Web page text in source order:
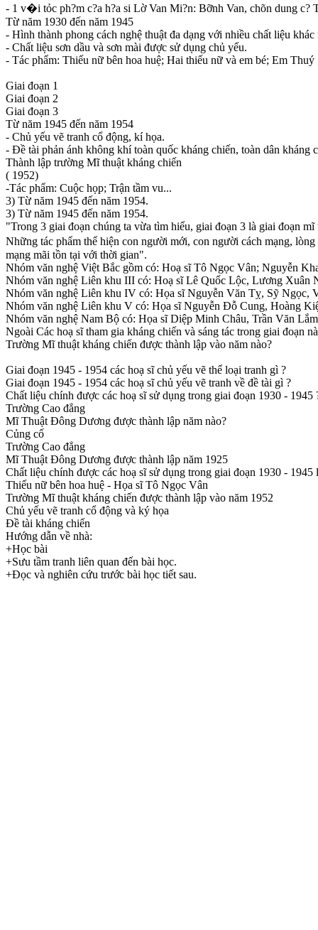
- 1 v�i tỏc ph?m c?a h?a si Lờ Van Mi?n: Bỡnh Van, chõn dung c?
Từ năm 1930 đến năm 1945
- Hình thành phong cách nghệ thuật đa dạng với nhiều chất liệu khác
- Chất liệu sơn dầu và sơn mài được sử dụng chủ yếu.
- Tác phẩm: Thiếu nữ bên hoa huệ; Hai thiếu nữ và em bé; Em
Giai đoạn 1
Giai đoạn 2
Giai đoạn 3
Từ năm 1945 đến năm 1954
- Chủ yếu vẽ tranh cổ động, kí họa.
- Đề tài phản ánh không khí toàn quốc kháng chiến, toàn dân kháng
Thành lập trường Mĩ thuật kháng chiến
( 1952)
-Tác phẩm: Cuộc họp; Trận tầm vu...
3) Từ năm 1945 đến năm 1954.
3) Từ năm 1945 đến năm 1954.
"Trong 3 giai đoạn chúng ta vừa tìm hiểu, giai đoạn 3 là giai đoạn
Những tác phẩm thể hiện con người mới, con người cách mạng,
mạng mãi tồn tại với thời gian".
Nhóm văn nghệ Việt Bắc gồm có: Hoạ sĩ Tô Ngọc Vân; Nguyễn
Nhóm văn nghệ Liên khu III có: Hoạ sĩ Lê Quốc Lộc, Lương Xuân
Nhóm văn nghệ Liên khu IV có: Họa sĩ Nguyễn Văn Tỵ, Sỹ
Nhóm văn nghệ Liên khu V có: Họa sĩ Nguyễn Đỗ Cung, Hoàng
Nhóm văn nghệ Nam Bộ có: Họa sĩ Diệp Minh Châu, Trần Văn
Ngoài Các hoạ sĩ tham gia kháng chiến và sáng tác trong giai đoạn
Trường Mĩ thuật kháng chiến được thành lập vào năm nào?
Giai đoạn 1945 - 1954 các hoạ sĩ chủ yếu vẽ thể loại tranh gì ?
Giai đoạn 1945 - 1954 các hoạ sĩ chủ yếu vẽ tranh về đề tài gì ?
Chất liệu chính được các hoạ sĩ sử dụng trong giai đoạn 1930 - 1945
Trường Cao đẳng
Mĩ Thuật Đông Dương được thành lập năm nào?
Củng cố
Trường Cao đẳng
Mĩ Thuật Đông Dương được thành lập năm 1925
Chất liệu chính được các hoạ sĩ sử dụng trong giai đoạn 1930 - 1945
Thiếu nữ bên hoa huệ - Họa sĩ Tô Ngọc Vân
Trường Mĩ thuật kháng chiến được thành lập vào năm 1952
Chủ yếu vẽ tranh cổ động và ký họa
Đề tài kháng chiến
Hướng dẫn về nhà:
+Học bài
+Sưu tầm tranh liên quan đến bài học.
+Đọc và nghiên cứu trước bài học tiết sau.